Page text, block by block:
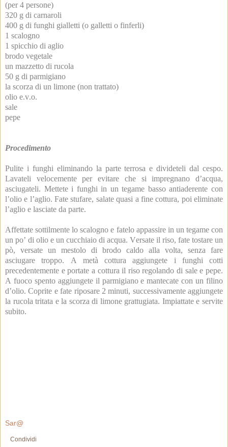
(per 4 persone)
320 g di carnaroli
400 g di funghi gialletti (o galletti o finferli)
1 scalogno
1 spicchio di aglio
brodo vegetale
un mazzetto di rucola
50 g di parmigiano
la scorza di un limone (non trattato)
olio e.v.o.
sale
pepe
Procedimento
Pulite i funghi eliminando la parte terrosa e divideteli dal cespo.
Lavateli velocemente per evitare che si impregnano d’acqua,
asciugateli. Mettete i funghi in un tegame basso antiaderente con
l’olio e l’aglio. Fate stufare, salate quasi a fine cottura, poi eliminate
l’aglio e lasciate da parte.
Affettate sottilmente lo scalogno e fatelo appassire in un tegame con
un po’ di olio e un cucchiaio di acqua. Versate il riso, fate tostare un
pò, versate un mestolo di brodo caldo alla volta, senza fare
asciugare troppo. A metà cottura aggiungete i funghi cotti
precedentemente e portate a cottura il riso regolando di sale e pepe.
A fuoco spento aggiungete il parmigiano e mantecate con un filino
d’olio. Coprite e fate riposare 2 minuti, successivamente aggiungete
la rucola tritata e la scorza di limone grattugiata. Impiattate e servite
subito.
Sar@
Condividi